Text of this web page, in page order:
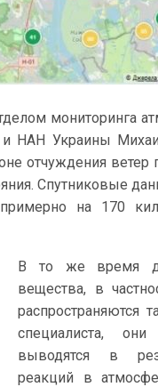
мониторинга
и НАН Украины
отчуждения ветер
Спутниковые
на 170
В то же время
вещества, в
распространяются
специалиста,
выводятся в
реакций в